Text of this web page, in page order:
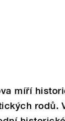
míří
rodů.